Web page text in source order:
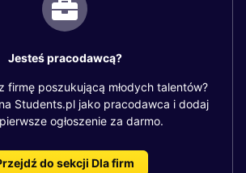
Jesteś pracodawcą?
firmę poszukującą młodych talentów?
Students.pl jako pracodawca i dodaj
ogłoszenie za darmo.
do sekcji Dla firm